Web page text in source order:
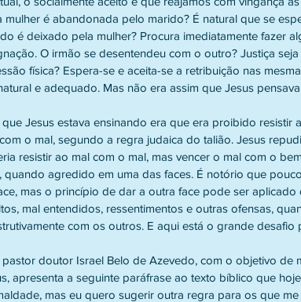
mulher é abandonada pelo marido? É natural que se
é deixado pela mulher? Procura imediatamente fazer
O irmão se desentendeu com o outro? Justiça
física? Espera-se e aceita-se a retribuição nas
e adequado. Mas não era assim que Jesus
o mal, segundo a regra judaica do talião. Jesus
resistir ao mal com o mal, mas vencer o mal com o
quando agredido em uma das faces. É notório que
mas o princípio de dar a outra face pode ser
mal entendidos, ressentimentos e outras ofensas,
com os outros. E aqui está o grande desafio
apresenta a seguinte paráfrase ao texto bíblico que
mas eu quero sugerir outra regra para os que